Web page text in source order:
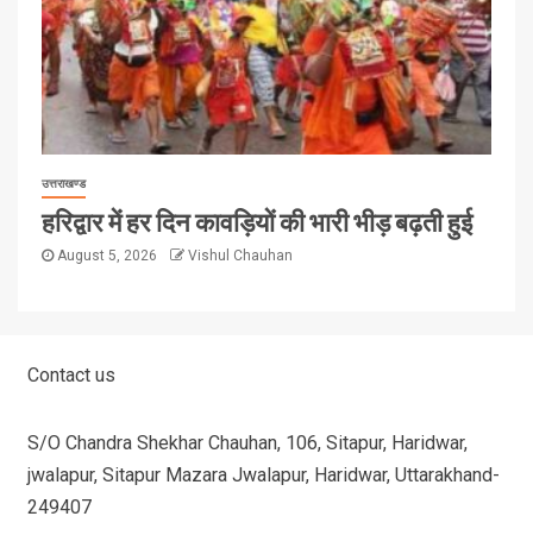
उत्तराखण्ड
हरिद्वार में हर दिन कावड़ियों की भारी भीड़ बढ़ती हुई
August 5, 2026 Vishul Chauhan
Contact us
S/O Chandra Shekhar Chauhan, 106, Sitapur, Haridwar,
jwalapur, Sitapur Mazara Jwalapur, Haridwar, Uttarakhand-
249407